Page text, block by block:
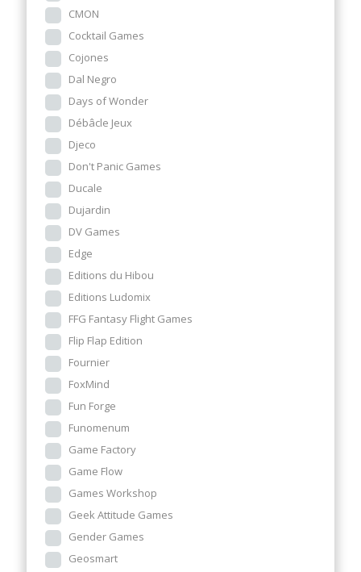
CMON
Cocktail Games
Cojones
Dal Negro
Days of Wonder
Débâcle Jeux
Djeco
Don't Panic Games
Ducale
Dujardin
DV Games
Edge
Editions du Hibou
Editions Ludomix
FFG Fantasy Flight Games
Flip Flap Edition
Fournier
FoxMind
Fun Forge
Funomenum
Game Factory
Game Flow
Games Workshop
Geek Attitude Games
Gender Games
Geosmart